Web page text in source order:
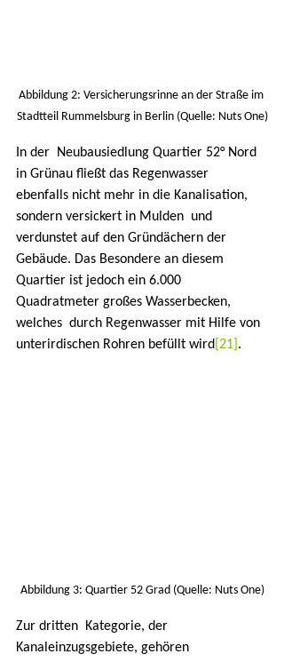
Abbildung 2: Versicherungsrinne an der Straße im
Stadtteil Rummelsburg in Berlin (Quelle: Nuts One)
In der  Neubausiedlung Quartier 52° Nord
in Grünau fließt das Regenwasser
ebenfalls nicht mehr in die Kanalisation,
sondern versickert in Mulden  und
verdunstet auf den Gründächern der
Gebäude. Das Besondere an diesem
Quartier ist jedoch ein 6.000
Quadratmeter großes Wasserbecken,
welches  durch Regenwasser mit Hilfe von
unterirdischen Rohren befüllt wird [21] .
Abbildung 3: Quartier 52 Grad (Quelle: Nuts One)
Zur dritten  Kategorie, der
Kanaleinzugsgebiete, gehören